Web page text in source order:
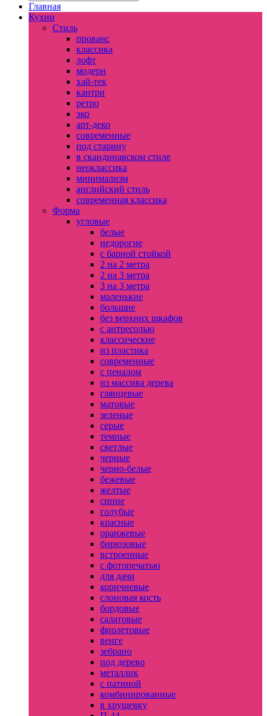
Главная
Кухни
Стиль
прованс
классика
лофт
модерн
хай-тек
кантри
ретро
эко
арт-деко
современные
под старину
в скандинавском стиле
неоклассика
минимализм
английский стиль
современная классика
Форма
угловые
белые
недорогие
с барной стойкой
2 на 2 метра
2 на 3 метра
3 на 3 метра
маленькие
большие
без верхних шкафов
с антресолью
классические
из пластика
современные
с пеналом
из массива дерева
глянцевые
матовые
зеленые
серые
темные
светлые
черные
черно-белые
бежевые
желтые
синие
голубые
красные
оранжевые
бирюзовые
встроенные
с фотопечатью
для дачи
коричневые
слоновая кость
бордовые
салатовые
фиолетовые
венге
зебрано
под дерево
металлик
с патиной
комбинированные
в хрущевку